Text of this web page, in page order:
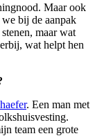
Maar ook
bij de aanpak
maar wat
wat helpt hen
. Een man met
team een grote